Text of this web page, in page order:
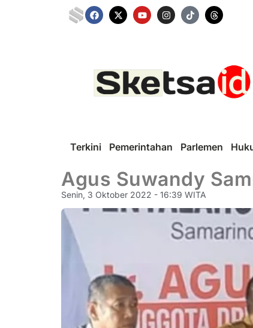
Terkini Pemerintahan Parlemen
Agus Suwandy
Senin, 3 Oktober 2022 - 16:39 WITA